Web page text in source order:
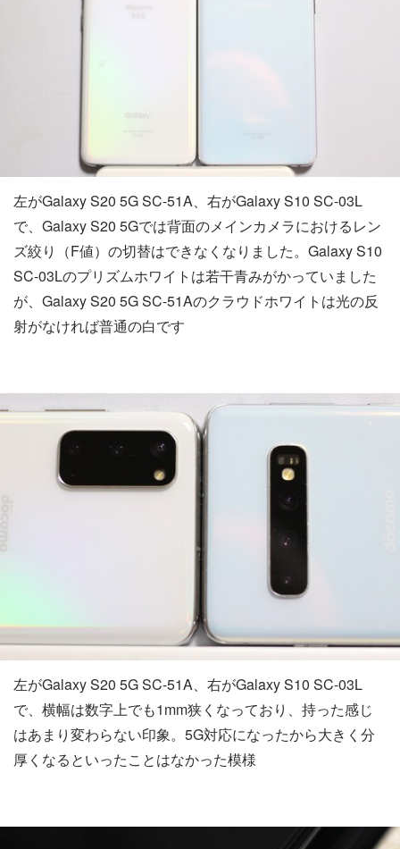
左がGalaxy S20 5G SC-51A、右がGalaxy S10 SC-03L
で、Galaxy S20 5Gでは背面のメインカメラにおけるレン
ズ絞り（F値）の切替はできなくなりました。Galaxy S10
SC-03Lのプリズムホワイトは若干青みがかっていました
が、Galaxy S20 5G SC-51Aのクラウドホワイトは光の反
射がなければ普通の白です
左がGalaxy S20 5G SC-51A、右がGalaxy S10 SC-03L
で、横幅は数字上でも1mm狭くなっており、持った感じ
はあまり変わらない印象。5G対応になったから大きく分
厚くなるといったことはなかった模様